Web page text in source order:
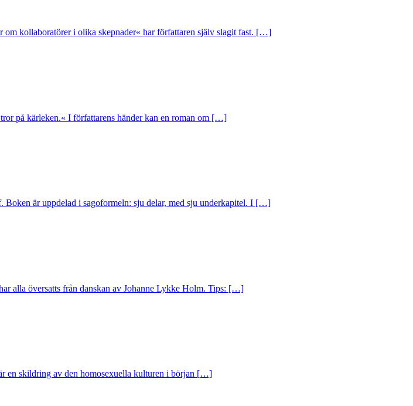
om kollaboratörer i olika skepnader« har författaren själv slagit fast. […]
på kärleken.« I författarens händer kan en roman om […]
Boken är uppdelad i sagoformeln: sju delar, med sju underkapitel. I […]
alla översatts från danskan av Johanne Lykke Holm. Tips: […]
en skildring av den homosexuella kulturen i början […]